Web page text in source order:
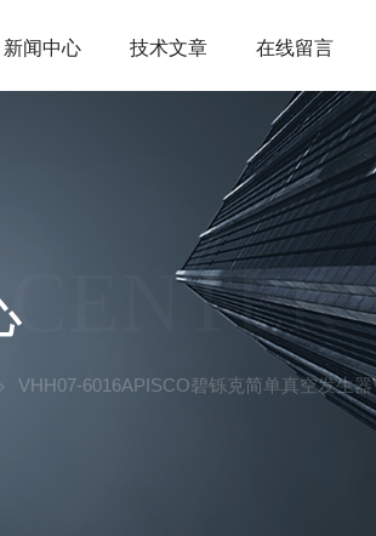
新闻中心 技术文章 在线留言
VHH07-6016APISCO碧铄克简单真空发生